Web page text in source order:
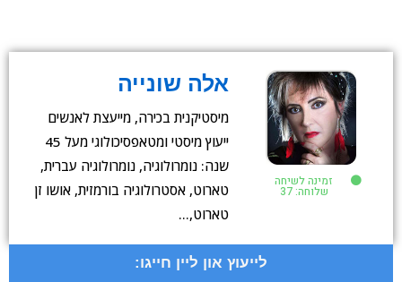
זמינה לשיחה
שלוחה: 37
אלה שונייה
מיסטיקנית בכירה, מייעצת לאנשים
ייעוץ מיסטי ומטאפסיכולוגי מעל 45
שנה: נומרולוגיה, נומרולוגיה עברית,
טארוט, אסטרולוגיה בורמזית, אושו זן
טארוט,…
לייעוץ און ליין חייגו: